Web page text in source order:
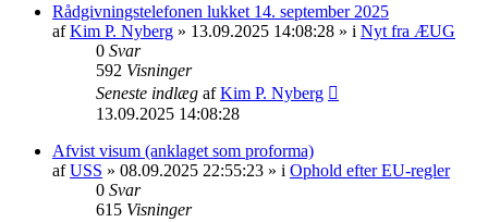
Rådgivningstelefonen lukket 14. september 2025
afKim P. Nyberg » 13.09.2025 14:08:28 » i Nyt fra ÆUG
0 Svar
592 Visninger
Seneste indlæg afKim P. Nyberg
13.09.2025 14:08:28
Afvist visum (anklaget som proforma)
afUSS » 08.09.2025 22:55:23 » i Ophold efter EU-regler
0 Svar
615 Visninger